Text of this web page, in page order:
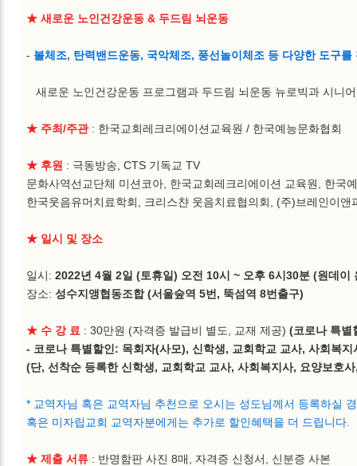
★ 새로운 노인건강운동 & 두드림 뇌운동
- 볼체조, 탄력밴드운동, 국악체조, 풍선놀이체조 등 다양한 도구를
새로운 노인건강운동 프로그램과 두드림 뇌운동 뉴로빅과 시니
★ 주최/주관: 한국교회레크리에이션교육원 / 한국예능문화협회
★ 후원 : 극동방송, CTS 기독교 TV
문화사역선교단체 미션코아, 한국교회레크리에이션 교육원, 한국
한국웃음유머치료학회, 크리스챤 웃음치료협의회, (주)브레인이
★ 일시 및 장소
일시:2022년 4월 2일 (토휴일) 오전 10시 ~ 오후 6시30분 (원데이
장소:성수지앵협동조합 (서울숲역 5번, 뚝섬역 8번출구)
★ 수 강 료 : 30만원 (자격증 발급비 별도, 교재 제공) (코로나 특별
- 코로나 특별할인: 목회자(사모), 신학생, 교회학교 교사, 사회복
(단, 선착순 등록한 신학생, 교회학교 교사, 사회복지사, 요양보호
* 교역자님 혹은 교역자님 추천으로 오시는 성도님께서 등록하실
혹은 미자립교회 교역자분에게는 추가로 할인혜택을 더 드립니다.
★ 제출 서류 : 반명함판 사진 8매, 자격증 신청서, 신분증 사본